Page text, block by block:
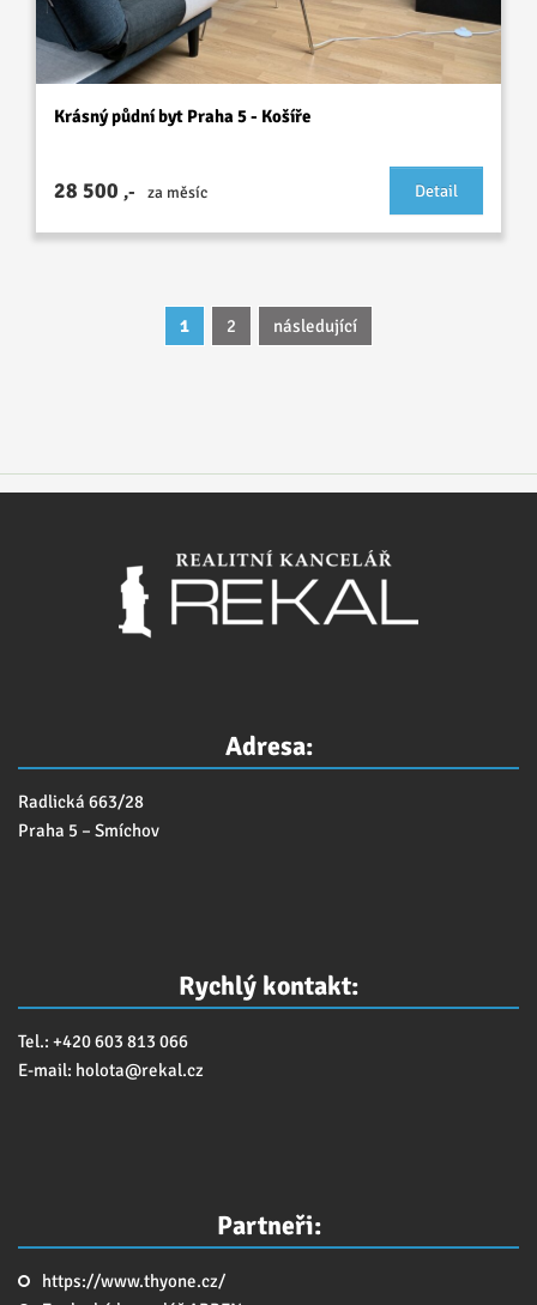
Krásný půdní byt Praha 5 - Košíře
28 500 ,- za měsíc Detail
1 2 následující
Adresa:
Radlická 663/28
Praha 5 – Smíchov
Rychlý kontakt:
Tel.: +420 603 813 066
E-mail: holota@rekal.cz
Partneři:
https://www.thyone.cz/